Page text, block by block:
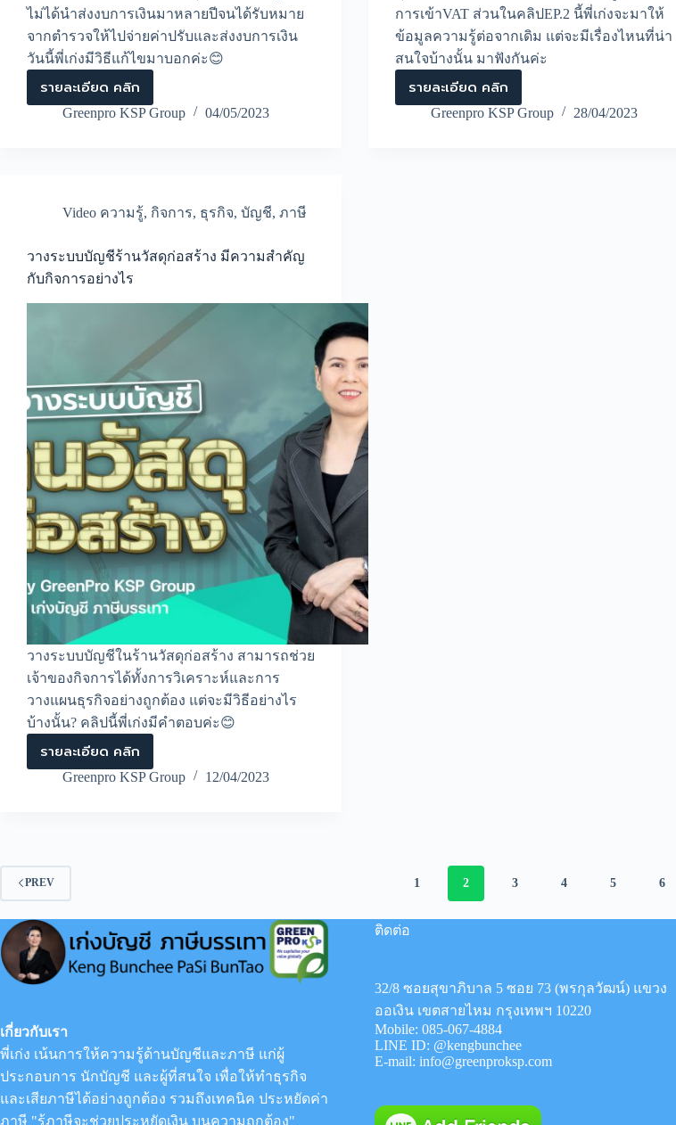
ไม่ได้นำส่งงบการเงินมาหลายปีจนได้รับหมาย
จากตำรวจให้ไปจ่ายค่าปรับและส่งงบการเงิน
วันนี้พี่เก่งมีวิธีแก้ไขมาบอกค่ะ😊
รายละเอียด คลิก
ปิด
งบ
การ
ไม่
ยื่น
หลาย
ปี
ต้อง
แก้ไข
อย่างไร?
Greenpro KSP Group 04/05/2023
การเข้าVAT ส่วนในคลิปEP.2 นี้พี่เก่งจะมาให้
ข้อมูลความรู้ต่อจากเดิม แต่จะมีเรื่องไหนที่น่า
สนใจบ้างนั้น มาฟังกันค่ะ
รายละเอียด คลิก
ธุรกิจ
โรง
พยาบาล
Greenpro KSP Group 28/04/2023
Video ความรู้, กิจการ, ธุรกิจ, บัญชี, ภาษี
วางระบบบัญชีร้านวัสดุก่อสร้าง มีความสำคัญ
กับกิจการอย่างไร
วางระบบบัญชีในร้านวัสดุก่อสร้าง สามารถช่วย
เจ้าของกิจการได้ทั้งการวิเคราะห์และการ
วางแผนธุรกิจอย่างถูกต้อง แต่จะมีวิธีอย่างไร
บ้างนั้น? คลิปนี้พี่เก่งมีคำตอบค่ะ😊
รายละเอียด คลิก
วาง
ระบบ
บัญชี
กิจการ
อย่างไร
Greenpro KSP Group 12/04/2023
PREV 1 2 3 4 5 6
เกี่ยวกับเรา
พี่เก่ง เน้นการให้ความรู้ด้านบัญชีและภาษี แก่ผู้
ประกอบการ นักบัญชี และผู้ที่สนใจ เพื่อให้ทำธุรกิจ
และเสียภาษีได้อย่างถูกต้อง รวมถึงเทคนิค ประหยัดค่า
ภาษี "รู้ภาษีจะช่วยประหยัดเงิน บนความถูกต้อง"
ติดต่อ
32/8 ซอยสุขาภิบาล 5 ซอย 73 (พรกุลวัฒน์) แขวง
ออเงิน เขตสายไหม กรุงเทพฯ 10220
Mobile: 085-067-4884
LINE ID: @kengbunchee
E-mail: info@greenproksp.com